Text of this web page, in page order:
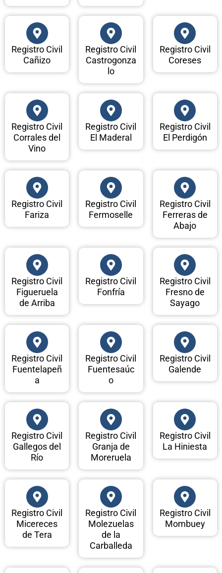
Registro Civil
Cañizo
Registro Civil
Castrogonza
lo
Registro Civil
Coreses
Registro Civil
Corrales del
Vino
Registro Civil
El Maderal
Registro Civil
El Perdigón
Registro Civil
Fariza
Registro Civil
Fermoselle
Registro Civil
Ferreras de
Abajo
Registro Civil
Figueruela
de Arriba
Registro Civil
Fonfría
Registro Civil
Fresno de
Sayago
Registro Civil
Fuentelapeñ
a
Registro Civil
Fuentesaúc
o
Registro Civil
Galende
Registro Civil
Gallegos del
Río
Registro Civil
Granja de
Moreruela
Registro Civil
La Hiniesta
Registro Civil
Micereces
de Tera
Registro Civil
Molezuelas
de la
Carballeda
Registro Civil
Mombuey